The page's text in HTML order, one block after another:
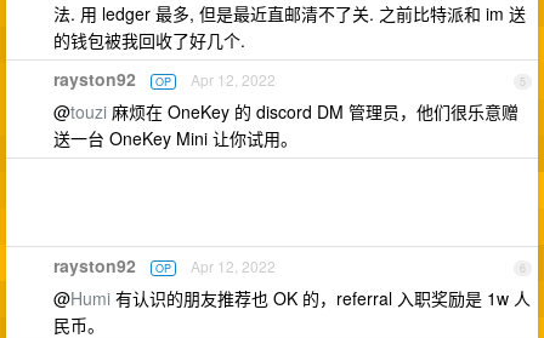
法. 用 ledger 最多, 但是最近直邮清不了关. 之前比特派和 im 送
的钱包被我回收了好几个.
5
rayston92 OP Apr 12, 2022
@touzi 麻烦在 OneKey 的 discord DM 管理员，他们很乐意赠
送一台 OneKey Mini 让你试用。
6
rayston92 OP Apr 12, 2022
@Humi 有认识的朋友推荐也 OK 的，referral 入职奖励是 1w 人
民币。